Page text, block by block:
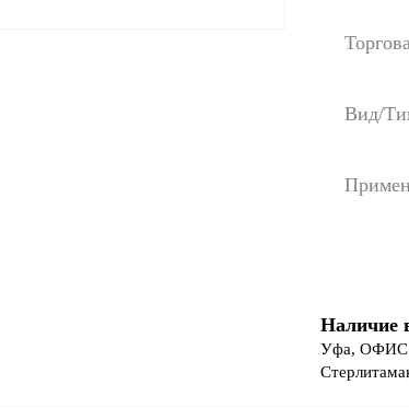
Вид/
Наличие
Уфа, ОФИС